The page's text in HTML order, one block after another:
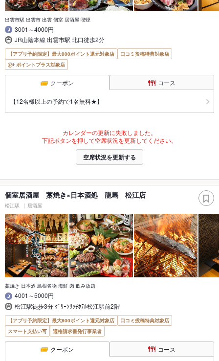
出雲市駅 出雲市 出雲 個室 居酒屋 喫煙
3001～4000円
JR山陰本線 出雲市駅 北口徒歩2分
【アプリ予約限定】最大800ポイント還元対象店
口コミ投稿特典対象店
ポイントプラス対象店
クーポン コース
【12名様以上の予約で1名無料★】
カレンダーの更新に失敗しました。
下記ボタンを押して空席状況を更新してください。
空席状況を更新する
個室居酒屋 藁焼き×日本酒処 龍馬 松江店
松江駅 居酒屋
藁焼き 日本酒 島根名物 海鮮 肉 飲み放題
4001～5000円
松江駅徒歩3分 ｸﾞﾘｰﾝﾘｯﾁﾎﾃﾙ松江駅前2階
【アプリ予約限定】最大800ポイント還元対象店
口コミ投稿特典対象店
スマート支払い可
適格請求書発行事業者
クーポン コース